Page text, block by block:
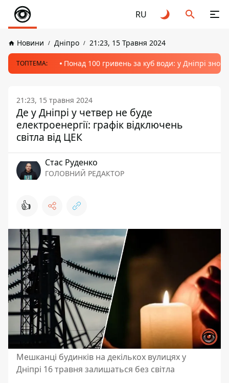
RU
Новини Дніпро 21:23, 15 Травня 2024
ТОПТЕМА: Понад 100 гривень за куб води: у Дніпрі
21:23, 15 травня 2024
Де у Дніпрі у четвер не буде
електроенергії: графік відключень
світла від ЦЕК
Стас Руденко
ГОЛОВНИЙ РЕДАКТОР
👍
Мешканці будинків на декількох вулицях у
Дніпрі 16 травня залишаться без світла